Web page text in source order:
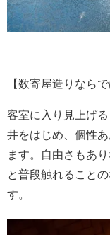
【数寄屋造りなら
客室に入り見上げ
井をはじめ、個性
ます。自由さもあ
と普段触れること
す。